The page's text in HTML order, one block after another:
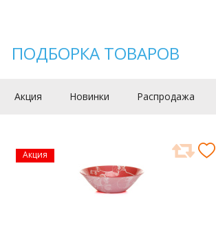
ПОДБОРКА ТОВАРОВ
Акция Новинки Распродажа
Акция